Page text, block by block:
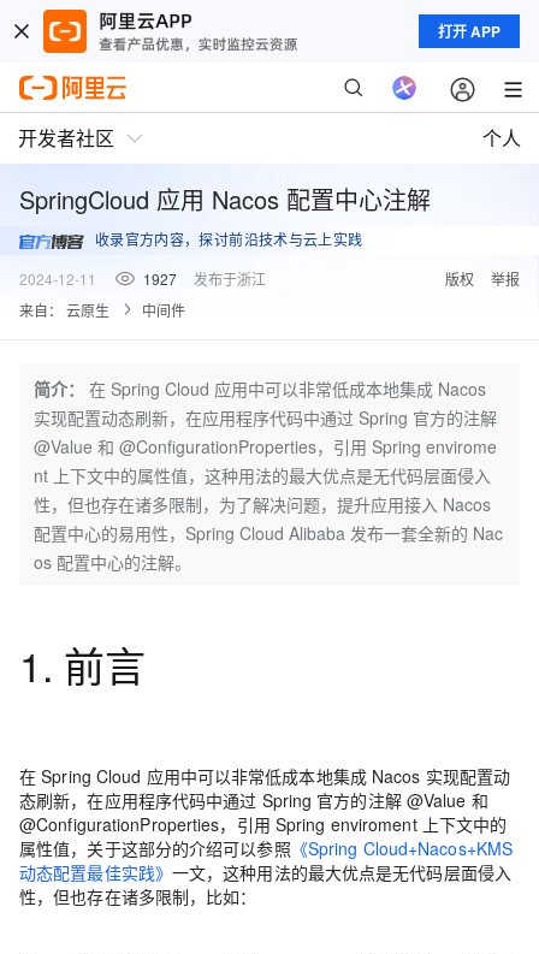
打开 APP
开发者社区 个人
SpringCloud 应用 Nacos 配置中心注解
收录官方内容，探讨前沿技术与云上实践
2024-12-11 1927 发布于浙江 版权
举报
来自： 云原生 中间件
简介：
在 Spring Cloud 应用中可以非常低成本地集成 Nacos
实现配置动态刷新，在应用程序代码中通过 Spring 官方的注解
@Value 和 @ConfigurationProperties，引用 Spring envirome
nt 上下文中的属性值，这种用法的最大优点是无代码层面侵入
性，但也存在诸多限制，为了解决问题，提升应用接入 Nacos
配置中心的易用性，Spring Cloud Alibaba 发布一套全新的 Nac
os 配置中心的注解。
1. 前言
在 Spring Cloud 应用中可以非常低成本地集成 Nacos 实现配置动
态刷新，在应用程序代码中通过 Spring 官方的注解 @Value 和
@ConfigurationProperties，引用 Spring enviroment 上下文中的
属性值，关于这部分的介绍可以参照 《Spring Cloud+Nacos+KMS
动态配置最佳实践》 一文，这种用法的最大优点是无代码层面侵入
性，但也存在诸多限制，比如：